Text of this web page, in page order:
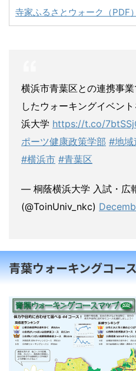
寺家ふるさとウォーク（PDF）
横浜市青葉区との連携事
したウォーキングイベン
浜大学 https://t.co/
ポーツ健康政策学部 #地域
#横浜市 #青葉区
— 桐蔭横浜大学 入試・広
(@ToinUniv_nkc)
青葉ウォーキングコー